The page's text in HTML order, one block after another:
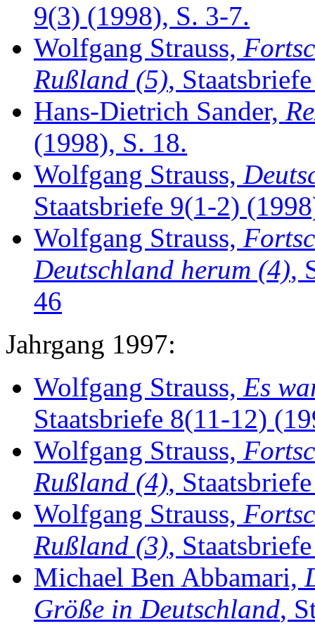
9(3) (1998), S. 3-7.
Wolfgang Strauss,
Rußland (5),
Hans-Dietrich Sander,
(1998), S. 18.
Wolfgang Strauss,
Staatsbriefe 9(1-2)
Wolfgang Strauss,
Deutschland herum (4),
46
Jahrgang 1997:
Wolfgang Strauss, Es
Staatsbriefe 8(11-12)
Wolfgang Strauss,
Rußland (4),
Wolfgang Strauss,
Rußland (3),
Michael Ben Abbamari,
Größe in Deutschland,